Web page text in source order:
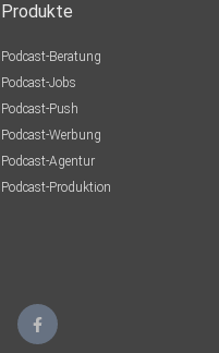
Produkte
Podcast-Beratung
Podcast-Jobs
Podcast-Push
Podcast-Werbung
Podcast-Agentur
Podcast-Produktion